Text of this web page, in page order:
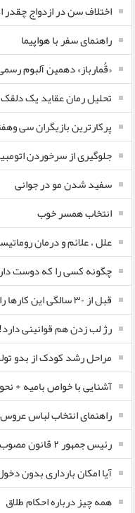
اختلاف سن در ازدواج چقدر
راهنمای سفر با هواپیما
«قُمارباز» دهمین آلبوم
تحلیل رمان عقاید یک
پرکارترین بازیگران سی
جلوگیری از سرخوردن
سفید شدن مو در جوانی
انتخاب همسر خوب
علل ، علائم و درمان
چگونه کسی را که دوست
قبل از ۳۰ سالگی این کارها را انجام بدهید
رژ لب زدن هم قوانینی دارد!
مراحل رشد کودک از بدو تولد تا ۵
آشنایی با خواص بامیه +
راهنمای انتخاب لباس
رئیس جمهور ۲ قانون مصوب مجلس را برای اجرا ابلاغ کرد
آیا امکان بارداری بدون
همه چیز درباره احکام طلاق